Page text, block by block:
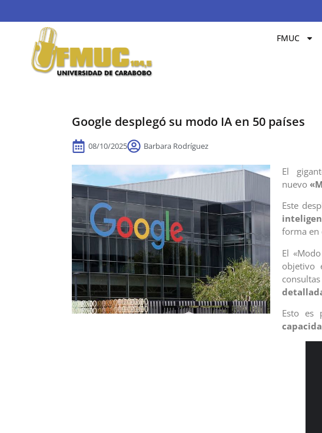
FMUC
Google desplegó su modo IA en 50 países
08/10/2025 Barbara Rodríguez
El
nuevo
Este
forma en
El
Esto es